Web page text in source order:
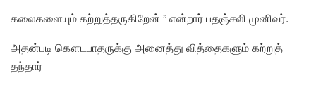
கலைகளையும் கற்றுத்தருகிறேன் ” என்றார் பதஞ்சலி முனிவர்.
அதன்படி கௌடபாதருக்கு அனைத்து வித்தைகளும் கற்றுத்
தந்தார்